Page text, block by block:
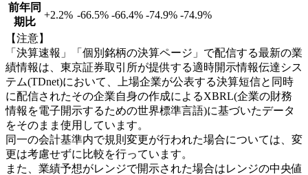
前年同
期比
+2.2% -66.5% -66.4% -74.9% -74.9%
【注意】
「決算速報」「個別銘柄の決算ページ」で配信する最新の業
績情報は、東京証券取引所が提供する適時開示情報伝達シス
テム(TDnet)において、上場企業が公表する決算短信と同時
に配信されたその企業自身の作成によるXBRL(企業の財務
情報を電子開示するための世界標準言語)に基づいたデータ
をそのまま使用しています。
同一の会計基準内で規則変更が行われた場合については、変
更は考慮せずに比較を行っています。
また、業績予想がレンジで開示された場合はレンジの中央値